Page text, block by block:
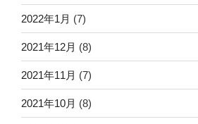
2022年1月 (7)
2021年12月 (8)
2021年11月 (7)
2021年10月 (8)